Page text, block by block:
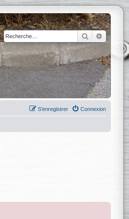
Rechercher
Connexion
S’enregistrer